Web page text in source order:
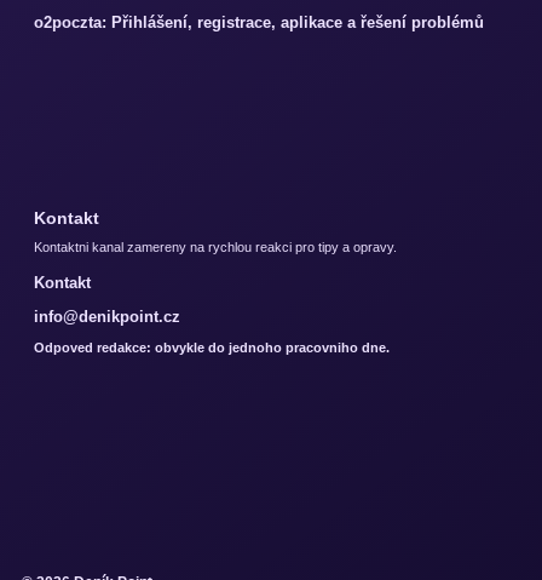
o2poczta: Přihlášení, registrace, aplikace a řešení problémů
Kontakt
Kontaktni kanal zamereny na rychlou reakci pro tipy a opravy.
Kontakt
info@denikpoint.cz
Odpoved redakce: obvykle do jednoho pracovniho dne.